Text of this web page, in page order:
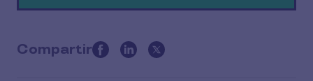
Compartir
this